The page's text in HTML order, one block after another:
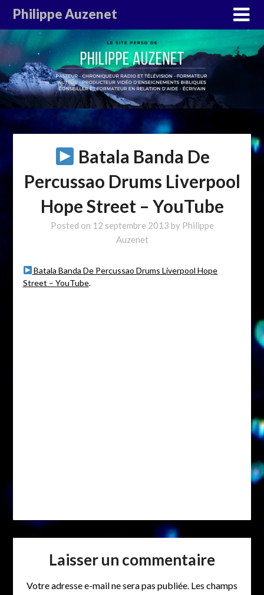
Philippe Auzenet
Batala Banda De
Percussao Drums Liverpool
Hope Street – YouTube
Posted on 12 septembre 2013 by Philippe
Auzenet
Batala Banda De Percussao Drums Liverpool Hope
Street – YouTube.
Laisser un commentaire
Votre adresse e-mail ne sera pas publiée. Les champs